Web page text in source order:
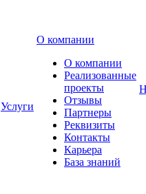
Услуги
О компании
О компании
Реализованные
проекты
Отзывы
Партнеры
Реквизиты
Контакты
Карьера
База знаний